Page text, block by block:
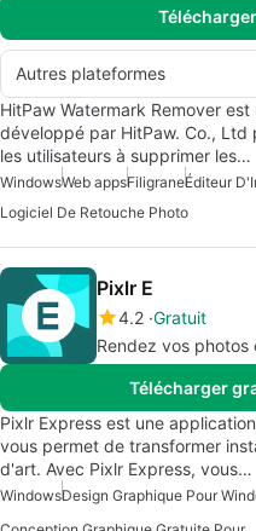
Autres plateformes
HitPaw Watermark Remover
développé par HitPaw. Co., Ltd
les utilisateurs à supprimer les…
WindowsWeb appsFiligraneÉditeur
Logiciel De Retouche Photo
Pixlr E
4.2 Gratuit
Rendez vos photos
Télécharger
Pixlr Express est une
vous permet de transformer
d'art. Avec Pixlr Express, vous…
WindowsDesign Graphique Pour